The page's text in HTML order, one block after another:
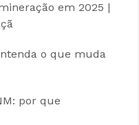
em 2025 |
o que muda
por que